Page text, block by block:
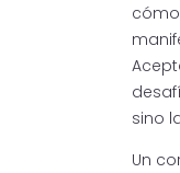
sino
Un